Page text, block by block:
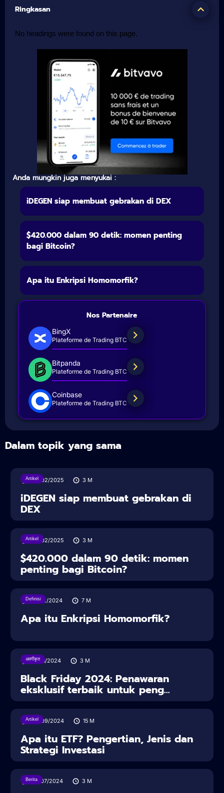
Ringkasan
No headings were found on this page.
Anda mungkin juga menyukai :
iDEGEN siap membuat gebrakan di DEX
$420.000 dalam 90 detik: momen penting
bagi Bitcoin?
Apa itu Enkripsi Homomorfik?
Nos Partenaire
BingX
Plateforme de Trading BTC
Bitpanda
Plateforme de Trading BTC
Coinbase
Plateforme de Trading BTC
Dalam topik yang sama
Artikel22/02/2025 3 M
iDEGEN siap membuat gebrakan di
DEX
Artikel22/02/2025 3 M
$420.000 dalam 90 detik: momen
penting bagi Bitcoin?
Definisi
24/12/2024 7 M
Apa itu Enkripsi Homomorfik?
अवर्गीकृत
29/11/2024 3 M
Black Friday 2024: Penawaran
eksklusif terbaik untuk peng...
Artikel20/09/2024 15 M
Apa itu ETF? Pengertian, Jenis dan
Strategi Investasi
Berita
05/07/2024 3 M